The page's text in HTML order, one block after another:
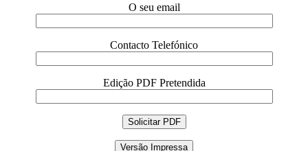
O seu email
Contacto Telefónico
Edição PDF Pretendida
Versão Impressa